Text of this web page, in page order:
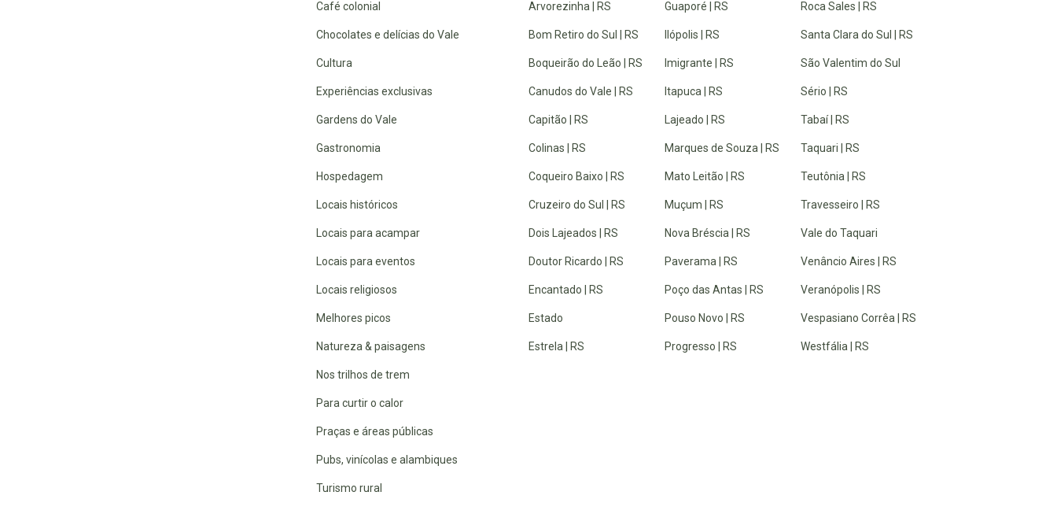
Café colonial
Chocolates e delícias do Vale
Cultura
Experiências exclusivas
Gardens do Vale
Gastronomia
Hospedagem
Locais históricos
Locais para acampar
Locais para eventos
Locais religiosos
Melhores picos
Natureza & paisagens
Nos trilhos de trem
Para curtir o calor
Praças e áreas públicas
Pubs, vinícolas e alambiques
Turismo rural
Arvorezinha | RS
Bom Retiro do Sul | RS
Boqueirão do Leão | RS
Canudos do Vale | RS
Capitão | RS
Colinas | RS
Coqueiro Baixo | RS
Cruzeiro do Sul | RS
Dois Lajeados | RS
Doutor Ricardo | RS
Encantado | RS
Estado
Estrela | RS
Guaporé | RS
Ilópolis | RS
Imigrante | RS
Itapuca | RS
Lajeado | RS
Marques de Souza | RS
Mato Leitão | RS
Muçum | RS
Nova Bréscia | RS
Paverama | RS
Poço das Antas | RS
Pouso Novo | RS
Progresso | RS
Roca Sales | RS
Santa Clara do Sul | RS
São Valentim do Sul
Sério | RS
Tabaí | RS
Taquari | RS
Teutônia | RS
Travesseiro | RS
Vale do Taquari
Venâncio Aires | RS
Veranópolis | RS
Vespasiano Corrêa | RS
Westfália | RS